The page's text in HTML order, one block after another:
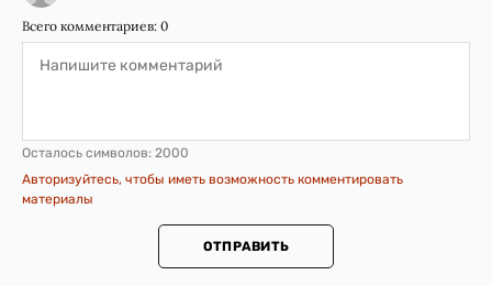
Всего комментариев: 0
Осталось символов: 2000
Авторизуйтесь, чтобы иметь возможность комментировать
материалы
ОТПРАВИТЬ